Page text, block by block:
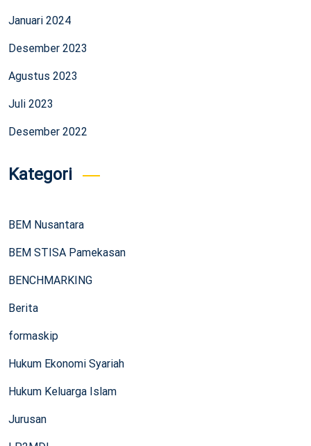
Januari 2024
Desember 2023
Agustus 2023
Juli 2023
Desember 2022
Kategori
BEM Nusantara
BEM STISA Pamekasan
BENCHMARKING
Berita
formaskip
Hukum Ekonomi Syariah
Hukum Keluarga Islam
Jurusan